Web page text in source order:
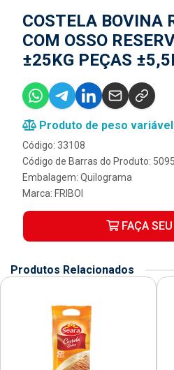
COSTELA BOVINA
COM OSSO
±25KG PEÇAS
Produto de peso variável
Código: 33108
Código de Barras do Produto:
Embalagem: Quilograma
Marca: FRIBOI
FAÇA SEU
Produtos Relacionados